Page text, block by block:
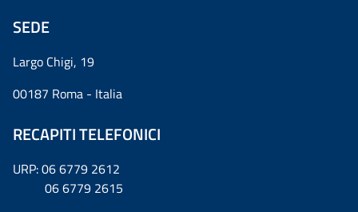
SEDE
Largo Chigi, 19
00187 Roma - Italia
RECAPITI TELEFONICI
URP: 06 6779 2612
06 6779 2615